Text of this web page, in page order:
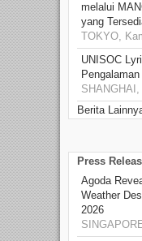
melalui
yang
TOKYO,
UNISOC
Berita
Press
Agoda
Weather
2026